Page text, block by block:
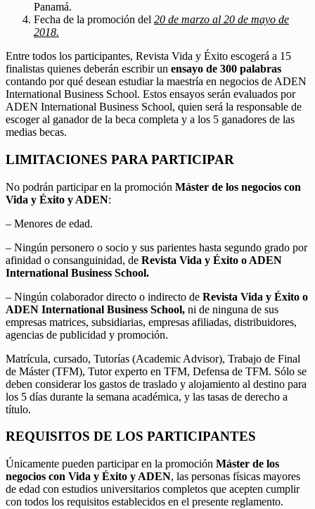
Panamá.
Fecha de la promoción del 20 de marzo al 20 de mayo de
2018.
Entre todos los participantes, Revista Vida y Éxito escogerá a 15
finalistas quienes deberán escribir un ensayo de 300 palabras
contando por qué desean estudiar la maestría en negocios de ADEN
International Business School. Estos ensayos serán evaluados por
ADEN International Business School, quien será la responsable de
escoger al ganador de la beca completa y a los 5 ganadores de las
medias becas.
LIMITACIONES PARA PARTICIPAR
No podrán participar en la promoción Máster de los negocios con
Vida y Éxito y ADEN:
– Menores de edad.
– Ningún personero o socio y sus parientes hasta segundo grado por
afinidad o consanguinidad, de Revista Vida y Éxito o ADEN
International Business School.
– Ningún colaborador directo o indirecto de Revista Vida y Éxito o
ADEN International Business School, ni de ninguna de sus
empresas matrices, subsidiarias, empresas afiliadas, distribuidores,
agencias de publicidad y promoción.
Matrícula, cursado, Tutorías (Academic Advisor), Trabajo de Final
de Máster (TFM), Tutor experto en TFM, Defensa de TFM. Sólo se
deben considerar los gastos de traslado y alojamiento al destino para
los 5 días durante la semana académica, y las tasas de derecho a
título.
REQUISITOS DE LOS PARTICIPANTES
Únicamente pueden participar en la promoción Máster de los
negocios con Vida y Éxito y ADEN, las personas físicas mayores
de edad con estudios universitarios completos que acepten cumplir
con todos los requisitos establecidos en el presente reglamento.